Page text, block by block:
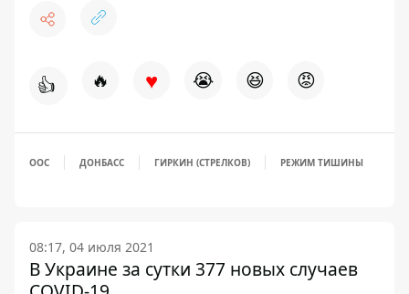
👍 🔥 ♥ 😭 😆 😡
ООС ДОНБАСС ГИРКИН (СТРЕЛКОВ) РЕЖИМ ТИШИНЫ
08:17, 04 июля 2021
В Украине за сутки 377 новых случаев